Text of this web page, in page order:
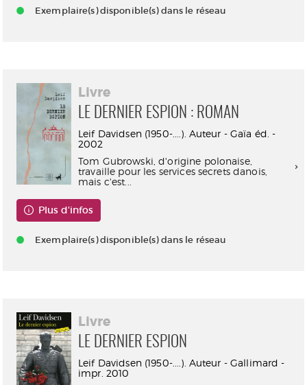
Exemplaire(s) disponible(s) dans le réseau
Livre
LE DERNIER ESPION : ROMAN
Leif Davidsen (1950-....). Auteur - Gaïa éd. -
2002
Tom Gubrowski, d'origine polonaise,
travaille pour les services secrets danois,
mais c'est...
Plus d'infos
Exemplaire(s) disponible(s) dans le réseau
Livre
LE DERNIER ESPION
Leif Davidsen (1950-....). Auteur - Gallimard -
impr. 2010